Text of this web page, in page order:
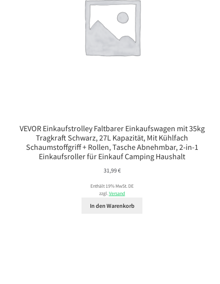
VEVOR Einkaufstrolley Faltbarer Einkaufswagen mit 35kg
Tragkraft Schwarz, 27L Kapazität, Mit Kühlfach
Schaumstoffgriff + Rollen, Tasche Abnehmbar, 2-in-1
Einkaufsroller für Einkauf Camping Haushalt
31,99€
Enthält 19% MwSt. DE
zzgl.Versand
In den Warenkorb